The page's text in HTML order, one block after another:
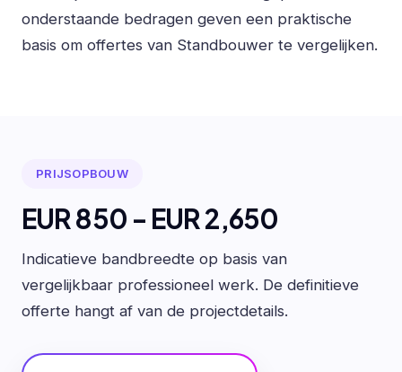
onderstaande bedragen geven een praktische
basis om offertes van Standbouwer te vergelijken.
PRIJSOPBOUW
EUR 850 - EUR 2,650
Indicatieve bandbreedte op basis van
vergelijkbaar professioneel werk. De definitieve
offerte hangt af van de projectdetails.